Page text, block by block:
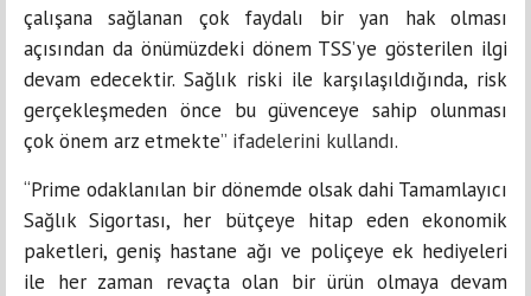
çalışana sağlanan çok faydalı bir yan hak olması
açısından da önümüzdeki dönem TSS’ye gösterilen ilgi
devam edecektir. Sağlık riski ile karşılaşıldığında, risk
gerçekleşmeden önce bu güvenceye sahip olunması
çok önem arz etmekte” ifadelerini kullandı.
“Prime odaklanılan bir dönemde olsak dahi Tamamlayıcı
Sağlık Sigortası, her bütçeye hitap eden ekonomik
paketleri, geniş hastane ağı ve poliçeye ek hediyeleri
ile her zaman revaçta olan bir ürün olmaya devam